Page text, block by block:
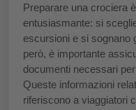
Preparare una crociera
entusiasmante: si
escursioni e si sognano
però, è importante
documenti necessari
Queste informazioni
riferiscono a viaggiatori